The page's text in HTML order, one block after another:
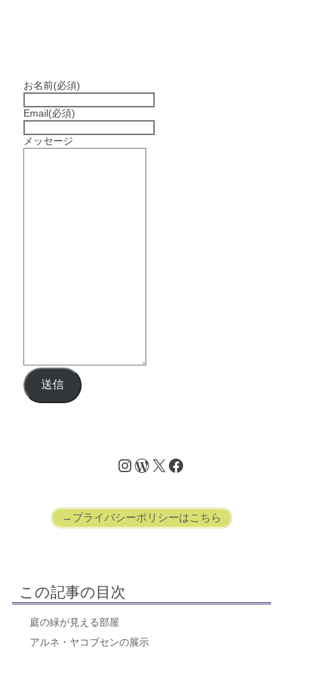
お名前(必須)
Email(必須)
メッセージ
送信
→プライバシーポリシーはこちら
この記事の目次
庭の緑が見える部屋
アルネ・ヤコブセンの展示